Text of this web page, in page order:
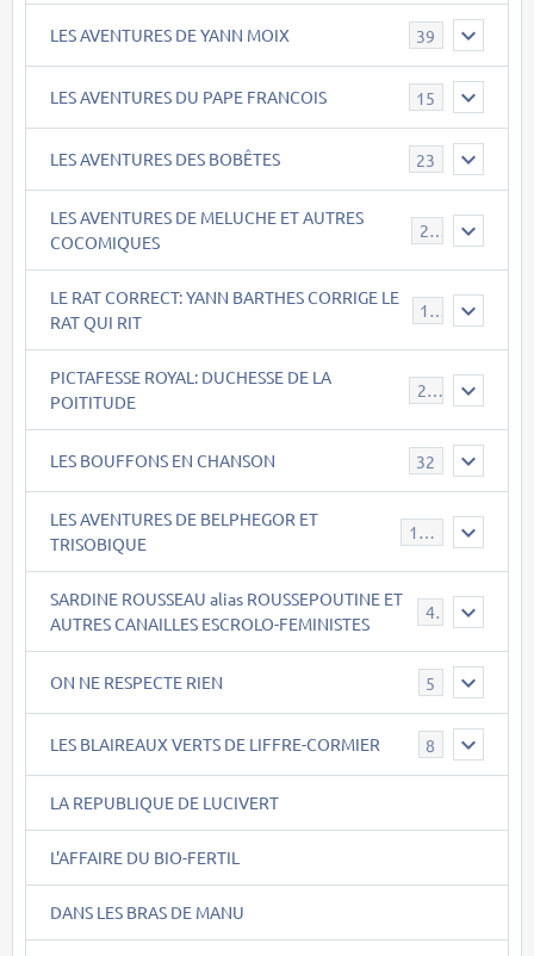
LES AVENTURES DE YANN MOIX 39
LES AVENTURES DU PAPE FRANCOIS 15
LES AVENTURES DES BOBÊTES 23
LES AVENTURES DE MELUCHE ET AUTRES
COCOMIQUES
22
LE RAT CORRECT: YANN BARTHES CORRIGE LE
RAT QUI RIT
15
PICTAFESSE ROYAL: DUCHESSE DE LA
POITITUDE
23
LES BOUFFONS EN CHANSON 32
LES AVENTURES DE BELPHEGOR ET
TRISOBIQUE
147
SARDINE ROUSSEAU alias ROUSSEPOUTINE ET
AUTRES CANAILLES ESCROLO-FEMINISTES
40
ON NE RESPECTE RIEN 5
LES BLAIREAUX VERTS DE LIFFRE-CORMIER 8
LA REPUBLIQUE DE LUCIVERT
L'AFFAIRE DU BIO-FERTIL
DANS LES BRAS DE MANU